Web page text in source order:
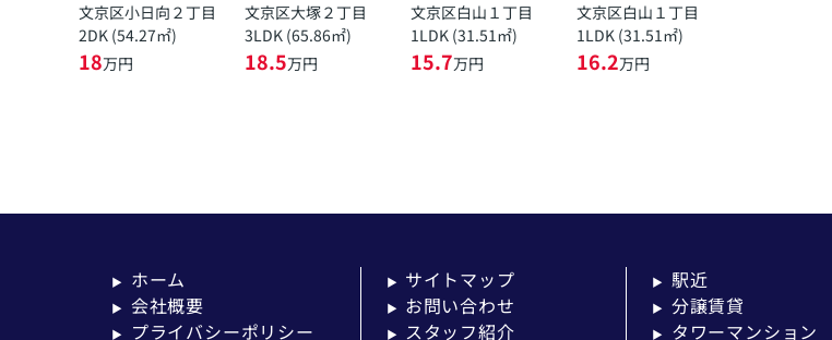
文京区小日向２丁目
2DK (54.27㎡)
18万円
文京区大塚２丁目
3LDK (65.86㎡)
18.5万円
文京区白山１丁目
1LDK (31.51㎡)
15.7万円
文京区白山１丁目
1LDK (31.51㎡)
16.2万円
▶ ホーム
▶ 会社概要
▶ プライバシーポリシー
▶ サイトマップ
▶ お問い合わせ
▶ スタッフ紹介
▶ 駅近
▶ 分譲賃貸
▶ タワーマンション